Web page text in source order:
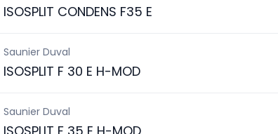
ISOSPLIT CONDENS F35 E
Saunier Duval
ISOSPLIT F 30 E H-MOD
Saunier Duval